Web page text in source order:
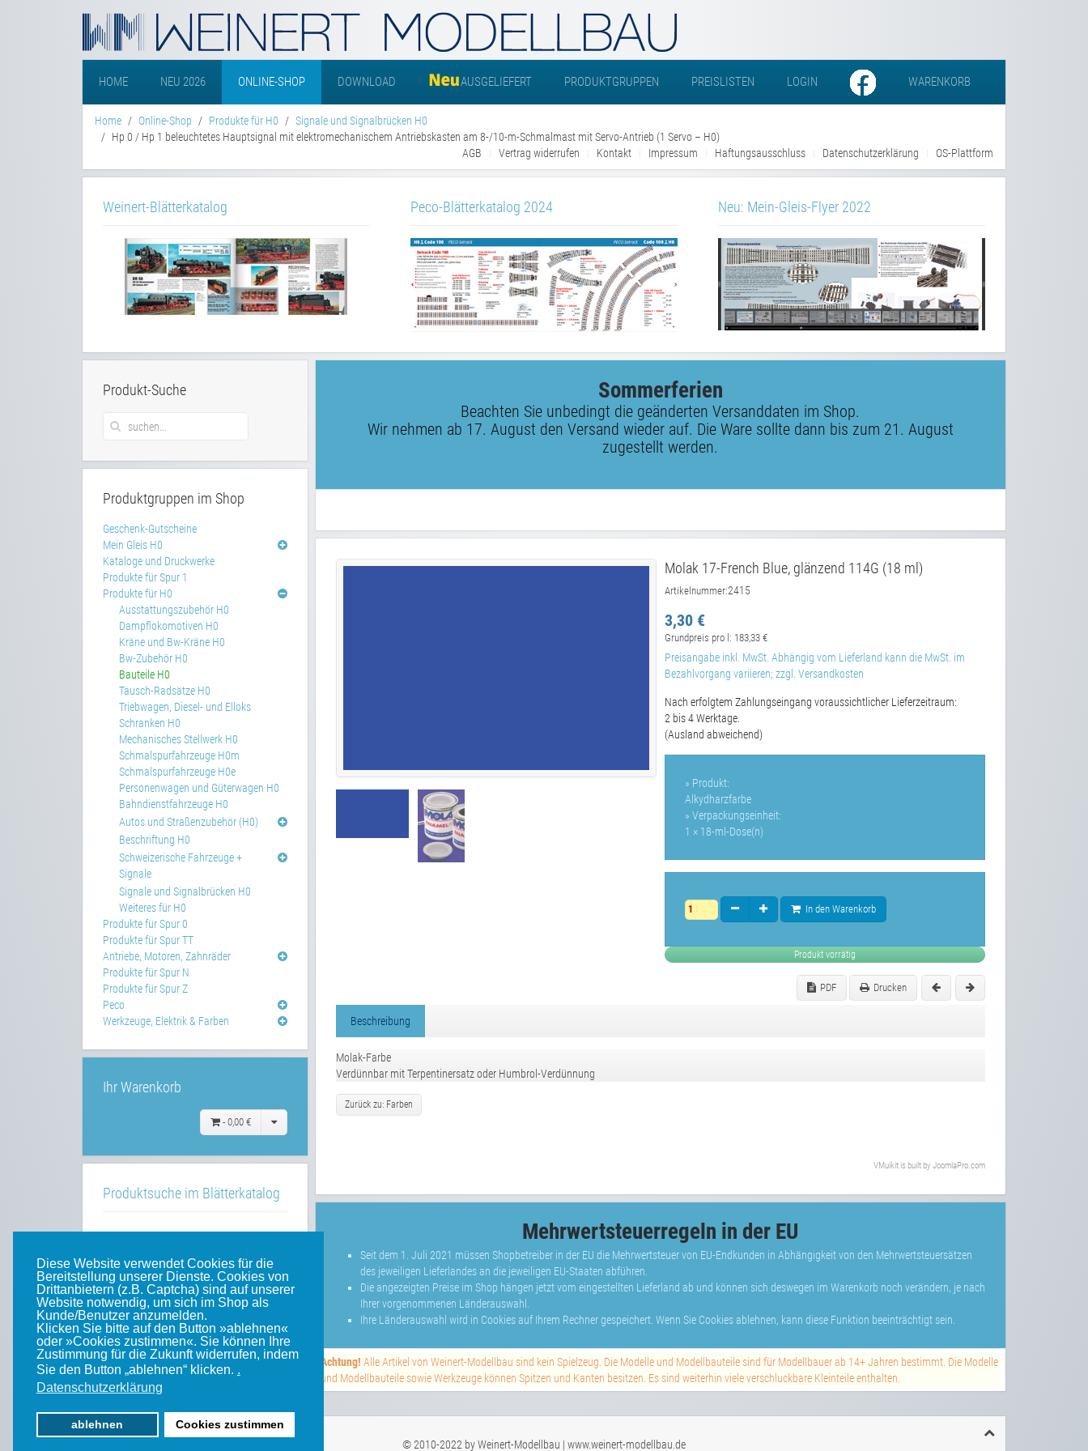
Diese Website verwendet Cookies für die
Bereitstellung unserer Dienste. Cookies von
Drittanbietern (z.B. Captcha) sind auf unserer
Website notwendig, um sich im Shop als
Kunde/Benutzer anzumelden.
Klicken Sie bitte auf den Button »ablehnen«
oder »Cookies zustimmen«. Sie können Ihre
Zustimmung für die Zukunft widerrufen, indem
Sie den Button „ablehnen“ klicken. .
Datenschutzerklärung
ablehnen Cookies zustimmen
HOME NEU 2026 ONLINE-SHOP DOWNLOAD AUSGELIEFERT PRODUKTGRUPPEN PREISLISTEN LOGIN WARENKORB
Home Online-Shop Produkte für H0
Signale und Signalbrücken H0
Hp 0 / Hp 1 beleuchtetes Hauptsignal mit elektromechanischem Antriebskasten am 8-/10-m-Schmalmast mit Servo-Antrieb (1 Servo – H0)
AGB
Vertrag widerrufen Kontakt Impressum Haftungsausschluss Datenschutzerklärung OS-Plattform
Weinert-Blätterkatalog Peco-Blätterkatalog 2024 Neu: Mein-Gleis-Flyer 2022
Sommerferien
Beachten Sie unbedingt die geänderten Versanddaten im Shop.
Wir nehmen ab 17. August den Versand wieder auf. Die Ware sollte dann bis zum 21. August
zugestellt werden.
Molak 17-French Blue, glänzend 114G (18 ml)
Artikelnummer:2415
3,30 €
Grundpreis pro l: 183,33 €
Preisangabe inkl. MwSt. Abhängig vom Lieferland kann die MwSt. im
Bezahlvorgang variieren; zzgl. Versandkosten
Nach erfolgtem Zahlungseingang voraussichtlicher Lieferzeitraum:
2 bis 4 Werktage.
(Ausland abweichend)
» Produkt:
Alkydharzfarbe
» Verpackungseinheit:
1 × 18-ml-Dose(n)
In den Warenkorb
Produkt vorrätig
PDF Drucken
Beschreibung
Molak-Farbe
Verdünnbar mit Terpentinersatz oder Humbrol-Verdünnung
Zurück zu: Farben
VMuikit is built by JoomlaPro.com
Mehrwertsteuerregeln in der EU
Seit dem 1. Juli 2021 müssen Shopbetreiber in der EU die Mehrwertsteuer von EU-Endkunden in Abhängigkeit von den Mehrwertsteuersätzen
des jeweiligen Lieferlandes an die jeweiligen EU-Staaten abführen.
Die angezeigten Preise im Shop hängen jetzt vom eingestellten Lieferland ab und können sich deswegen im Warenkorb noch verändern, je nach
Ihrer vorgenommenen Länderauswahl.
Ihre Länderauswahl wird in Cookies auf Ihrem Rechner gespeichert. Wenn Sie Cookies ablehnen, kann diese Funktion beeinträchtigt sein.
Achtung! Alle Artikel von Weinert-Modellbau sind kein Spielzeug. Die Modelle und Modellbauteile sind für Modellbauer ab 14+ Jahren bestimmt. Die Modelle
und Modellbauteile sowie Werkzeuge können Spitzen und Kanten besitzen. Es sind weiterhin viele verschluckbare Kleinteile enthalten.
Produkt-Suche
Produktgruppen im Shop
Geschenk-Gutscheine
Mein Gleis H0
Kataloge und Druckwerke
Produkte für Spur 1
Produkte für H0
Ausstattungszubehör H0
Dampflokomotiven H0
Kräne und Bw-Kräne H0
Bw-Zubehör H0
Bauteile H0
Tausch-Radsätze H0
Triebwagen, Diesel- und Elloks
Schranken H0
Mechanisches Stellwerk H0
Schmalspurfahrzeuge H0m
Schmalspurfahrzeuge H0e
Personenwagen und Güterwagen H0
Bahndienstfahrzeuge H0
Autos und Straßenzubehör (H0)
Beschriftung H0
Schweizerische Fahrzeuge +
Signale
Signale und Signalbrücken H0
Weiteres für H0
Produkte für Spur 0
Produkte für Spur TT
Antriebe, Motoren, Zahnräder
Produkte für Spur N
Produkte für Spur Z
Peco
Werkzeuge, Elektrik & Farben
Ihr Warenkorb
- 0,00 €
Produktsuche im Blätterkatalog
Unsere weiteren Websites
Weinert-Blog
mein Gleis
© 2010-2022 by Weinert-Modellbau | www.weinert-modellbau.de